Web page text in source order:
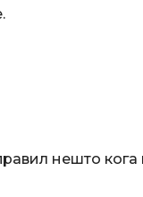
нешто кога